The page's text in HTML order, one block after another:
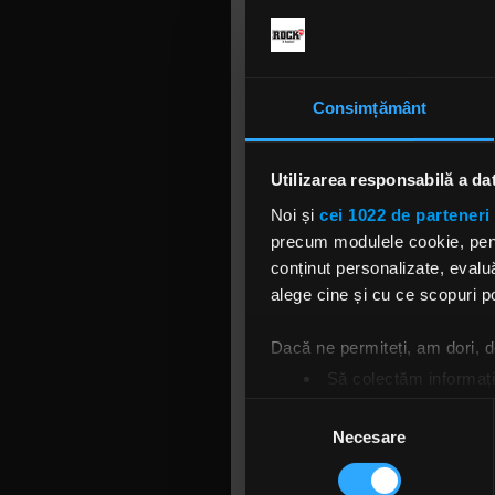
Consimțământ
Utilizarea responsabilă a
Noi și cei 1022 de
precum modulele cookie,
conținut personalizate,
alege cine și cu ce scopuri
Dacă ne permiteți, am dori,
Să colectăm
Găsiți mai multe informații
Vă puteți modifica sau
consimțământului
Necesare
Andrei -
masterul
https://
-